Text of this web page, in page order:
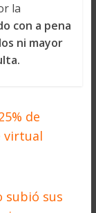
la
con a pena
ni mayor
de
virtual
subió sus